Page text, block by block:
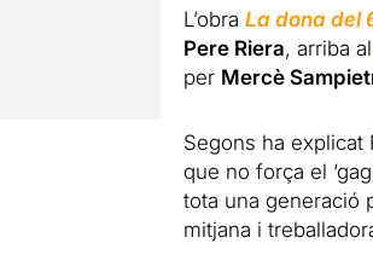
L’obra La dona del
Pere Riera, arriba al
per Mercè
Segons ha explicat
que no força el
tota una generació
mitjana i